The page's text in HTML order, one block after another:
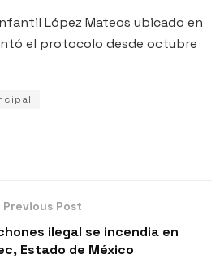
López Mateos ubicado en
el protocolo desde octubre
Previous Post
ilegal se incendia en
Estado de México